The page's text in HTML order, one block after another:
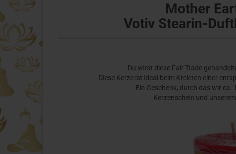
Mother
Votiv Stearin-
Du wirst diese Fair Trade
Diese Kerze ist ideal beim Kreieren einer
Ein Geschenk, durch das wir
Kerzenschein und